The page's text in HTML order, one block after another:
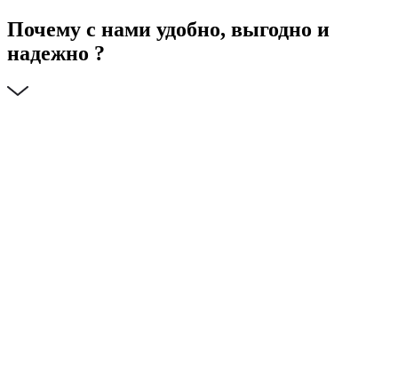
Почему с нами удобно, выгодно и
надежно ?